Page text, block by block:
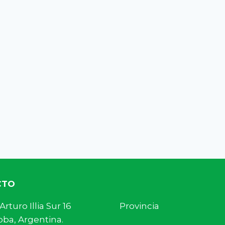
Arturo Illia Sur 16 Provincia
Argentina.